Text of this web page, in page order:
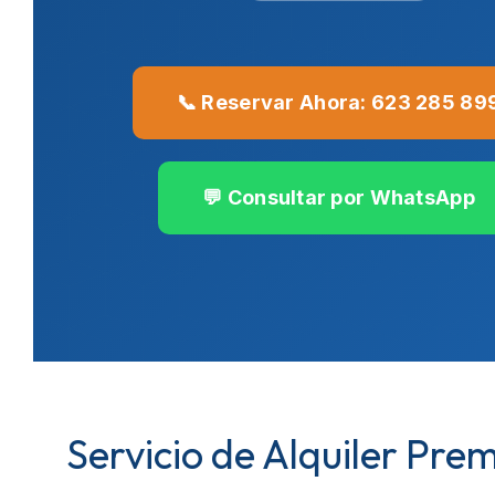
📞 Reservar Ahora: 623 285
💬 Consultar por WhatsApp
Servicio de Alquiler